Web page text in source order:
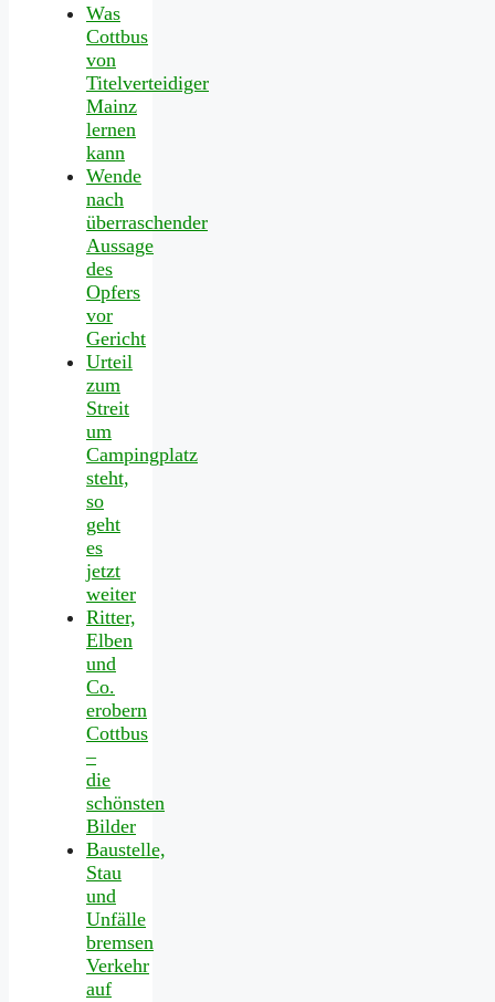
Was
Cottbus
von
Titelverteidiger
Mainz
lernen
kann
Wende
nach
überraschender
Aussage
des
Opfers
vor
Gericht
Urteil
zum
Streit
um
Campingplatz
steht,
so
geht
es
jetzt
weiter
Ritter,
Elben
und
Co.
erobern
Cottbus
–
die
schönsten
Bilder
Baustelle,
Stau
und
Unfälle
bremsen
Verkehr
auf